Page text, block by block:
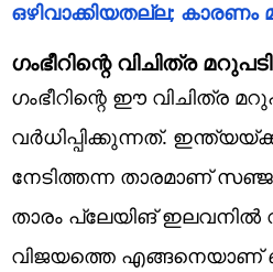
ഒഴിവാക്കിയതല്ല; കാരണം
ഗംഭീറിന്റെ വിചിത്ര മറുപടി
ഗംഭീറിന്റെ ഈ വിചിത്ര
വര്‍ധിപ്പിക്കുന്നത്.
നേടിത്തന്ന താരമാണ്
താരം പ്ലേയിങ് ഇലവനില്‍
വിജയത്തെ എങ്ങനെയാണ്